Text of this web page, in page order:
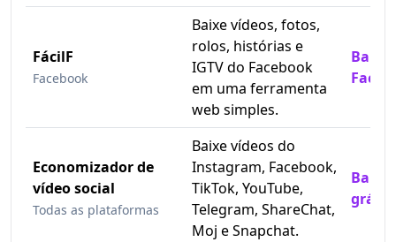
FácilF
Facebook
Baixe vídeos, fotos,
rolos, histórias e
IGTV do Facebook
em uma ferramenta
web simples.
Baixe
Economizador de
vídeo social
Todas as plataformas
Baixe vídeos do
Instagram, Facebook,
TikTok, YouTube,
Telegram, ShareChat,
Moj e Snapchat.
grátis